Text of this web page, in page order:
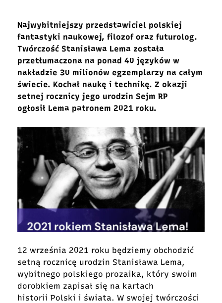
Najwybitniejszy przedstawiciel polskiej
fantastyki naukowej, filozof oraz futurolog.
Twórczość Stanisława Lema została
przetłumaczona na ponad 40 języków w
nakładzie 30 milionów egzemplarzy na całym
świecie. Kochał naukę i technikę. Z okazji
setnej rocznicy jego urodzin Sejm RP
ogłosił Lema patronem 2021 roku.
12 września 2021 roku będziemy obchodzić
setną rocznicę urodzin Stanisława Lema,
wybitnego polskiego prozaika, który swoim
dorobkiem zapisał się na kartach
historii Polski i świata. W swojej twórczości